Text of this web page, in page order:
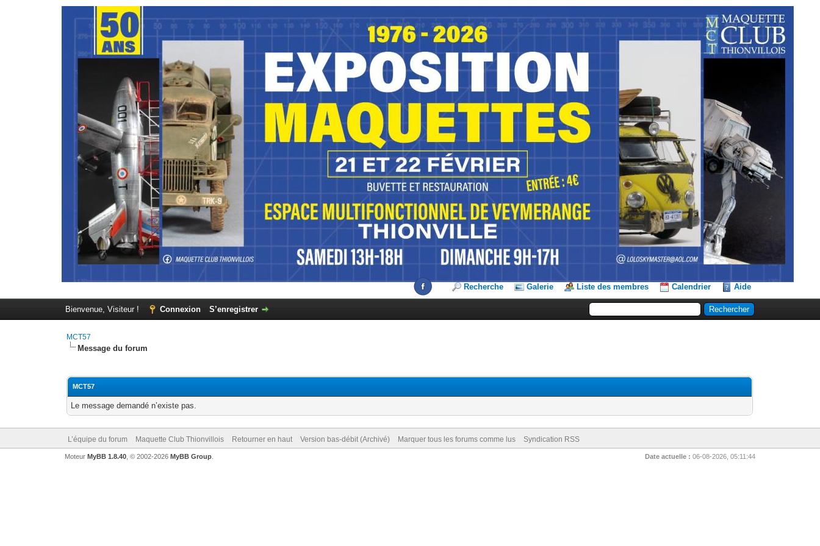
Recherche Galerie Liste des membres Calendrier Aide
Bienvenue, Visiteur ! Connexion S’enregistrer
MCT57
Message du forum
MCT57
Le message demandé n’existe pas.
L’équipe du forum Maquette Club Thionvillois Retourner en haut Version bas-débit (Archivé) Marquer tous les forums comme lus Syndication RSS
Date actuelle : 06-08-2026, 05:11:44
Moteur MyBB 1.8.40, © 2002-2026 MyBB Group.